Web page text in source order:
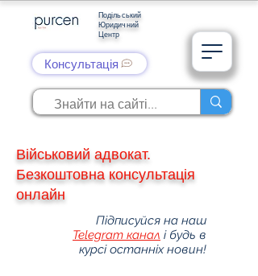
Подільський
Юридичний
Центр
Консультація
Військовий адвокат.
Безкоштовна консультація
онлайн
Підписуйся на наш
Telegram канал і будь в
курсі останніх новин!